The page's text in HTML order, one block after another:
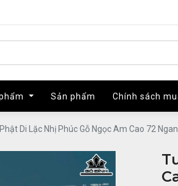
Sản phẩm Chính sách
Sản phẩm Chính sách
Di Lặc Nhị Phúc Gỗ Ngọc Am Cao 72